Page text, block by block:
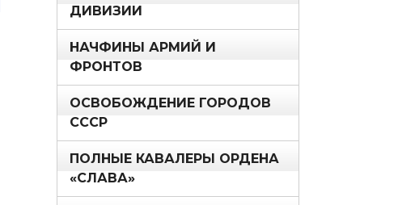
ДИВИЗИИ
НАЧФИНЫ АРМИЙ И
ФРОНТОВ
ОСВОБОЖДЕНИЕ ГОРОДОВ
СССР
ПОЛНЫЕ КАВАЛЕРЫ ОРДЕНА
«СЛАВА»